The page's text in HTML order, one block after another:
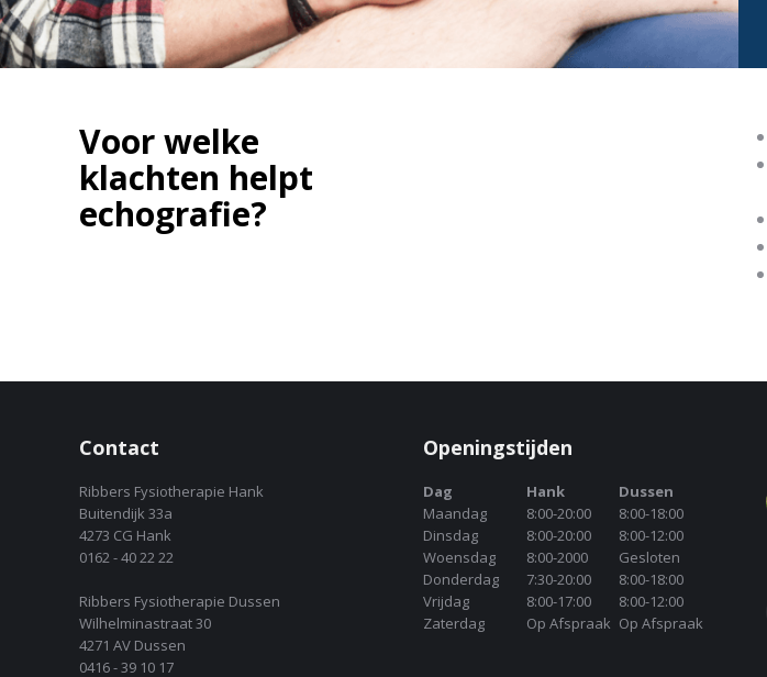
Voor welke
klachten helpt
echografie?
Contact
Ribbers Fysiotherapie Hank
Buitendijk 33a
4273 CG Hank
0162 - 40 22 22
Ribbers Fysiotherapie Dussen
Wilhelminastraat 30
4271 AV Dussen
0416 - 39 10 17
Openingstijden
Dag Hank
Dussen
Maandag
8:00-20:00
8:00-18:00
Dinsdag
8:00-20:00
8:00-12:00
Woensdag
8:00-2000
Gesloten
Donderdag
7:30-20:00
8:00-18:00
Vrijdag
8:00-17:00
8:00-12:00
Zaterdag
Op Afspraak Op Afspraak